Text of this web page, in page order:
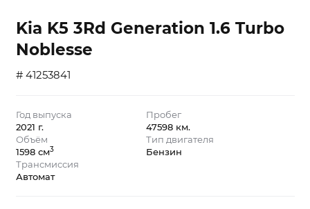
Kia K5 3Rd Generation 1.6 Turbo
Noblesse
# 41253841
Год выпуска
2021 г.
Пробег
47598 км.
Объём
1598 см3
Тип двигателя
Бензин
Трансмиссия
Автомат